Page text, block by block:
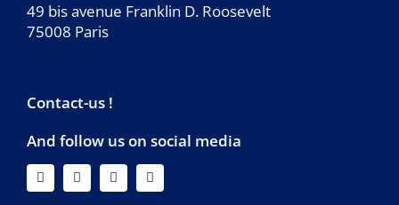
49 bis avenue Franklin D. Roosevelt
75008 Paris
Contact-us !
And follow us on social media